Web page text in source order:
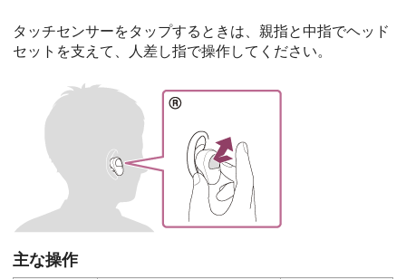
タッチセンサーをタップするときは、親指と中指でヘッド
セットを支えて、人差し指で操作してください。
主な操作